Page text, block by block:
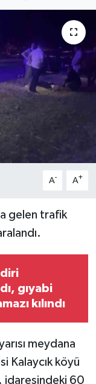
A- A+
gelen trafik
gıyabi
kılındı
meydana
Kalaycık köyü
idaresindeki 60